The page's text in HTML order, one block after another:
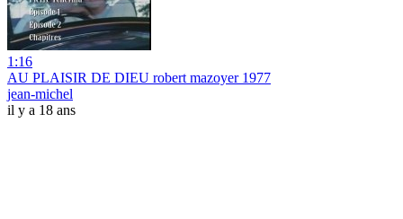
1:16
AU PLAISIR DE DIEU robert mazoyer 1977
jean-michel
il y a 18 ans